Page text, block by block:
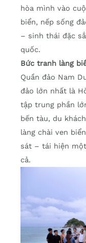
hòa mình vào
biển, nếp sống
– sinh thái đặc
quốc.
Bức tranh làng
Quần đảo Nam
đảo lớn nhất là
tập trung phần
bến tàu, du
làng chài ven
sát – tái hiện
cả.